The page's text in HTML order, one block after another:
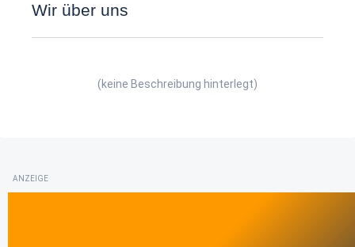
Wir über uns
(keine Beschreibung hinterlegt)
ANZEIGE